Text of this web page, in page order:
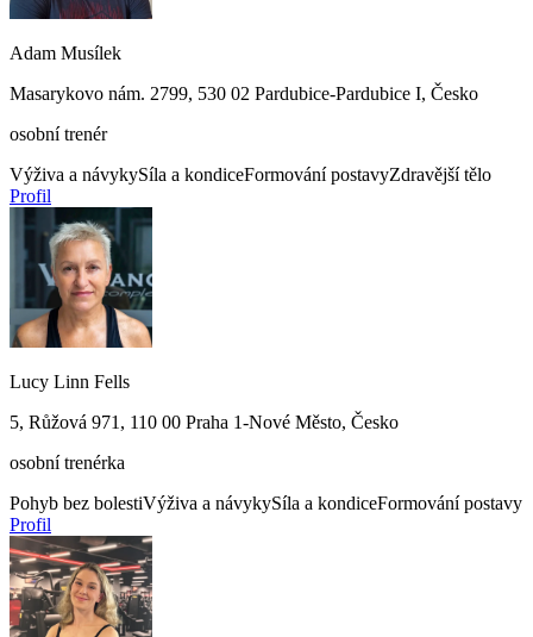
Adam Musílek
Masarykovo nám. 2799, 530 02 Pardubice-Pardubice I, Česko
osobní trenér
Výživa a návykySíla a kondiceFormování postavyZdravější tělo
Profil
Lucy Linn Fells
5, Růžová 971, 110 00 Praha 1-Nové Město, Česko
osobní trenérka
Pohyb bez bolestiVýživa a návykySíla a kondiceFormování postavy
Profil